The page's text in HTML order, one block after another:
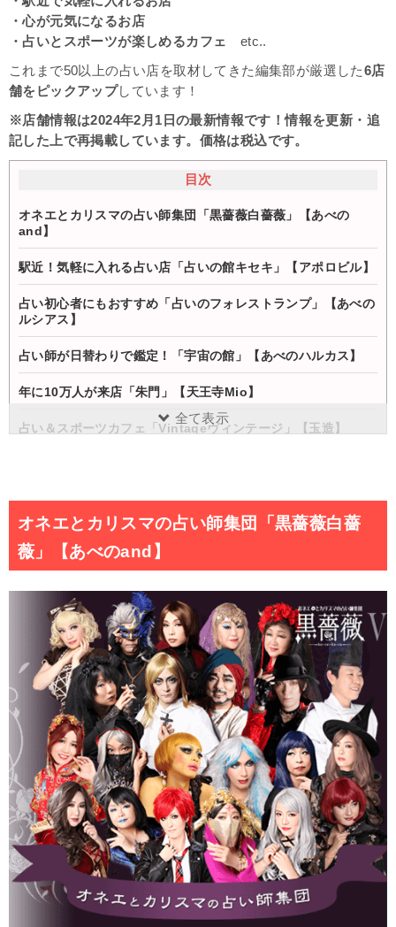
・心が元気になるお店
・占いとスポーツが楽しめるカフェ etc..
これまで50以上の占い店を取材してきた編集部が厳選した6店
舗をピックアップしています！
※店舗情報は2024年2月1日の最新情報です！情報を更新・追
記した上で再掲載しています。価格は税込です。
目次
オネエとカリスマの占い師集団「黒薔薇白薔薇」【あべの
and】
駅近！気軽に入れる占い店「占いの館キセキ」【アポロビル】
占い初心者にもおすすめ「占いのフォレストランプ」【あべの
ルシアス】
占い師が日替わりで鑑定！「宇宙の館」【あべのハルカス】
年に10万人が来店「朱門」【天王寺Mio】
占い＆スポーツカフェ「Vintageヴィンテージ」【玉造】
全て表示
オネエとカリスマの占い師集団「黒薔薇白薔
薇」【あべのand】